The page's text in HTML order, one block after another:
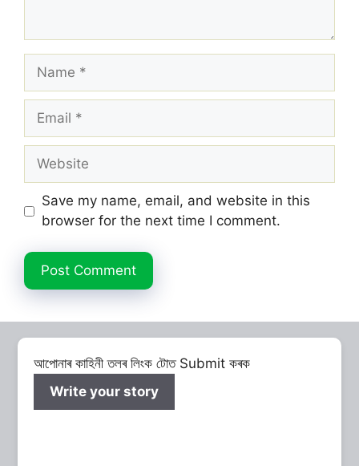
Name
Email
Website
Save my name, email, and website in this
browser for the next time I comment.
আপোনাৰ কাহিনী তলৰ লিংক টোত Submit কৰক
Write your story